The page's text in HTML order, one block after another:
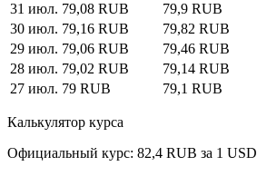
31 июл. 79,08 RUB
79,9 RUB
30 июл. 79,16 RUB
79,82 RUB
29 июл. 79,06 RUB
79,46 RUB
28 июл. 79,02 RUB
79,14 RUB
27 июл. 79 RUB 79,1 RUB
Калькулятор курса
Официальный курс: 82,4 RUB за 1 USD